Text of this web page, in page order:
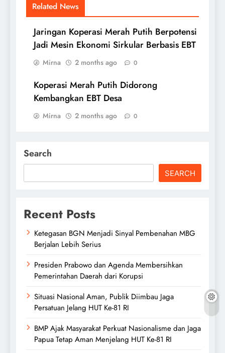
Related News
Jaringan Koperasi Merah Putih Berpotensi
Jadi Mesin Ekonomi Sirkular Berbasis EBT
Mirna 2 months ago 0
Koperasi Merah Putih Didorong
Kembangkan EBT Desa
Mirna 2 months ago 0
Search
SEARCH
Recent Posts
Ketegasan BGN Menjadi Sinyal Pembenahan MBG
Berjalan Lebih Serius
Presiden Prabowo dan Agenda Membersihkan
Pemerintahan Daerah dari Korupsi
Situasi Nasional Aman, Publik Diimbau Jaga
Persatuan Jelang HUT Ke-81 RI
BMP Ajak Masyarakat Perkuat Nasionalisme dan Jaga
Papua Tetap Aman Menjelang HUT Ke-81 RI